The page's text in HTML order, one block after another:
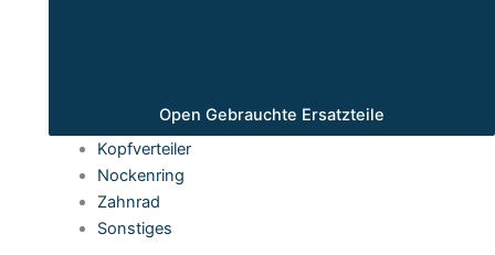
Open Gebrauchte Ersatzteile
Kopfverteiler
Nockenring
Zahnrad
Sonstiges